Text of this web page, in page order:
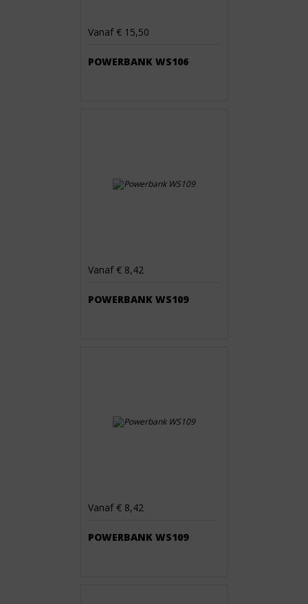
Vanaf € 15,50
POWERBANK WS106
Vanaf € 8,42
POWERBANK WS109
Vanaf € 8,42
POWERBANK WS109